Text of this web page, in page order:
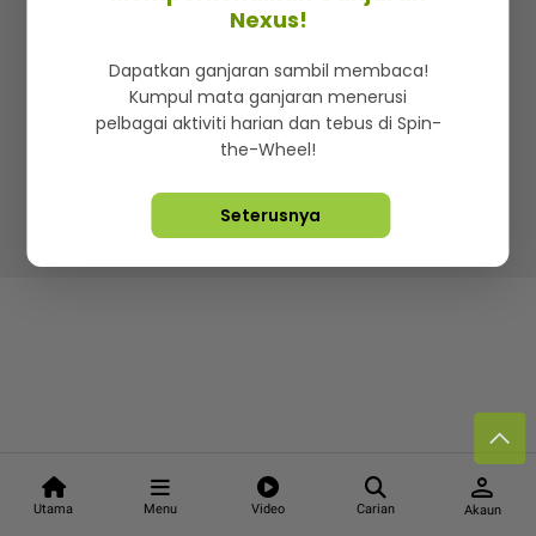
Utama Menu Video Carian
person
Akaun
Iklan di SMG360
Terma & Syarat Dasar Privasi
Lebih hot, viral dan sensasi
Hakcipta Terpelihara ©2026. Star Media Group Berhad
Nexus!
Dapatkan ganjaran sambil membaca!
Kumpul mata ganjaran menerusi
pelbagai aktiviti harian dan tebus di Spin-
the-Wheel!
Seterusnya